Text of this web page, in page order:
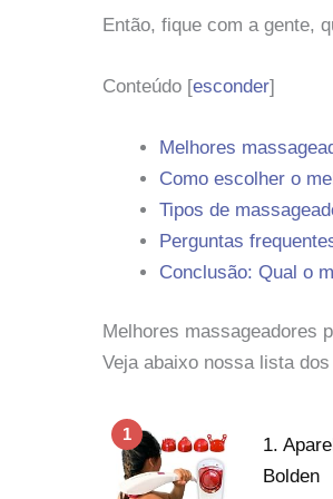
Então, fique com a gente,
Conteúdo [esconder]
Melhores
Como escolher o
Tipos de
Perguntas
Conclusão: Qual o
Melhores massageadores
Veja abaixo nossa lista
1
1.
Bolden